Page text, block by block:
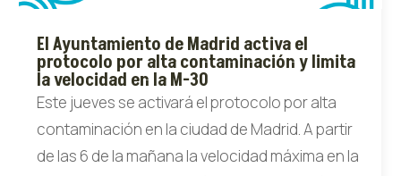
El Ayuntamiento de Madrid activa el
protocolo por alta contaminación y limita
la velocidad en la M-30
Este jueves se activará el protocolo por alta
contaminación en la ciudad de Madrid. A partir
de las 6 de la mañana la velocidad máxima en la